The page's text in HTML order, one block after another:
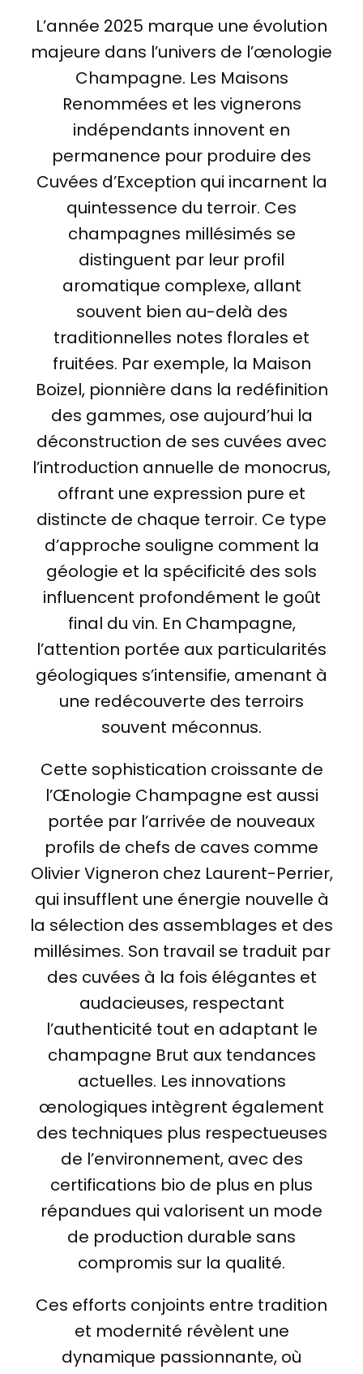
L’année 2025 marque une évolution
majeure dans l’univers de l’œnologie
Champagne. Les Maisons
Renommées et les vignerons
indépendants innovent en
permanence pour produire des
Cuvées d’Exception qui incarnent la
quintessence du terroir. Ces
champagnes millésimés se
distinguent par leur profil
aromatique complexe, allant
souvent bien au-delà des
traditionnelles notes florales et
fruitées. Par exemple, la Maison
Boizel, pionnière dans la redéfinition
des gammes, ose aujourd’hui la
déconstruction de ses cuvées avec
l’introduction annuelle de monocrus,
offrant une expression pure et
distincte de chaque terroir. Ce type
d’approche souligne comment la
géologie et la spécificité des sols
influencent profondément le goût
final du vin. En Champagne,
l’attention portée aux particularités
géologiques s’intensifie, amenant à
une redécouverte des terroirs
souvent méconnus.
Cette sophistication croissante de
l’Œnologie Champagne est aussi
portée par l’arrivée de nouveaux
profils de chefs de caves comme
Olivier Vigneron chez Laurent-Perrier,
qui insufflent une énergie nouvelle à
la sélection des assemblages et des
millésimes. Son travail se traduit par
des cuvées à la fois élégantes et
audacieuses, respectant
l’authenticité tout en adaptant le
champagne Brut aux tendances
actuelles. Les innovations
œnologiques intègrent également
des techniques plus respectueuses
de l’environnement, avec des
certifications bio de plus en plus
répandues qui valorisent un mode
de production durable sans
compromis sur la qualité.
Ces efforts conjoints entre tradition
et modernité révèlent une
dynamique passionnante, où